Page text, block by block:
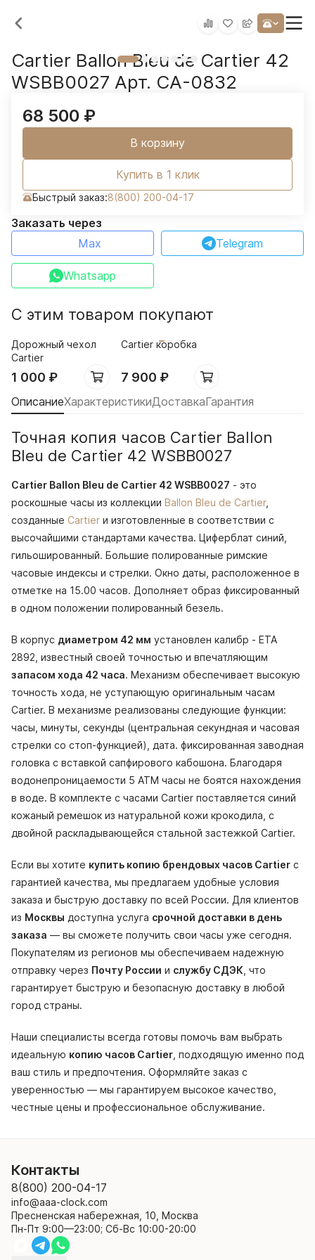
Cartier Ballon Bleu de Cartier 42
WSBB0027 Арт. CA-0832
68 500 ₽
В корзину
Купить в 1 клик
Быстрый заказ:8(800) 200-04-17
Заказать через
Max
Telegram
Whatsapp
С этим товаром покупают
Дорожный чехол
Cartier
1 000 ₽
Cartier коробка
7 900 ₽
ОписаниеХарактеристикиДоставкаГарантия
Точная копия часов Cartier Ballon
Bleu de Cartier 42 WSBB0027
Cartier Ballon Bleu de Cartier 42 WSBB0027 - это
роскошные часы из коллекции Ballon Bleu de Cartier,
созданные Cartier и изготовленные в соответствии с
высочайшими стандартами качества. Циферблат синий,
гильошированный. Большие полированные римские
часовые индексы и стрелки. Окно даты, расположенное в
отметке на 15.00 часов. Дополняет образ фиксированный
в одном положении полированный безель.
В корпус диаметром 42 мм установлен калибр - ETA
2892, известный своей точностью и впечатляющим
запасом хода 42 часа. Механизм обеспечивает высокую
точность хода, не уступающую оригинальным часам
Cartier. В механизме реализованы следующие функции:
часы, минуты, секунды (центральная секундная и часовая
стрелки со стоп-функцией), дата. фиксированная заводная
головка с вставкой сапфирового кабошона. Благодаря
водонепроницаемости 5 АТМ часы не боятся нахождения
в воде. В комплекте с часами Cartier поставляется синий
кожаный ремешок из натуральной кожи крокодила, с
двойной раскладывающейся стальной застежкой Cartier.
Если вы хотите купить копию брендовых часов Cartier с
гарантией качества, мы предлагаем удобные условия
заказа и быструю доставку по всей России. Для клиентов
из Москвы доступна услуга срочной доставки в день
заказа — вы сможете получить свои часы уже сегодня.
Покупателям из регионов мы обеспечиваем надежную
отправку через Почту России и службу СДЭК , что
гарантирует быструю и безопасную доставку в любой
город страны.
Наши специалисты всегда готовы помочь вам выбрать
идеальную копию часов Cartier , подходящую именно под
ваш стиль и предпочтения. Оформляйте заказ с
уверенностью — мы гарантируем высокое качество,
честные цены и профессиональное обслуживание.
Контакты
8(800) 200-04-17
info@aaa-clock.com
Пресненская набережная, 10, Москва
Пн-Пт 9:00—23:00; Сб-Вс 10:00-20:00